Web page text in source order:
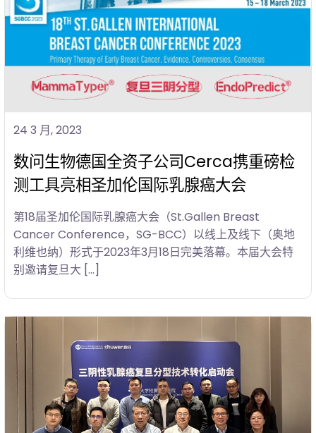
24 3 月, 2023
数问生物德国全资子公司Cerca携重磅检
测工具亮相圣加伦国际乳腺癌大会
第18届圣加伦国际乳腺癌大会（St.Gallen Breast
Cancer Conference，SG-BCC）以线上及线下（奥地
利维也纳）形式于2023年3月18日完美落幕。本届大会特
别邀请复旦大 […]